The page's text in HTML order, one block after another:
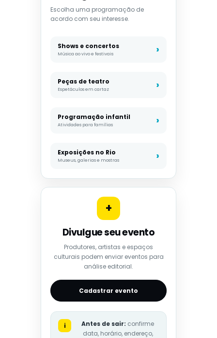
Escolha uma programação de
acordo com seu interesse.
Shows e concertos
Música ao vivo e festivais
Peças de teatro
Espetáculos em cartaz
Programação infantil
Atividades para famílias
Exposições no Rio
Museus, galerias e mostras
+
Divulgue seu evento
Produtores, artistas e espaços
culturais podem enviar eventos para
análise editorial.
Cadastrar evento
i Antes de sair: confirme
data, horário, endereço,